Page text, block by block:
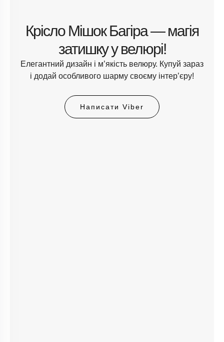
Крісло Мішок Багіра — магія
затишку у велюрі!
Елегантний дизайн і м’якість велюру. Купуй зараз
і додай особливого шарму своєму інтер’єру!
Написати Viber